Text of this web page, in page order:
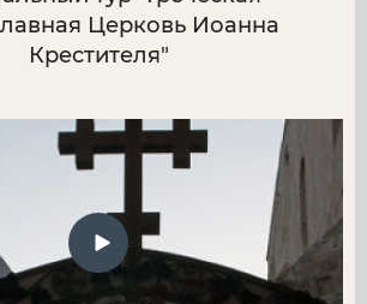
Церковь Иоанна
Крестителя"